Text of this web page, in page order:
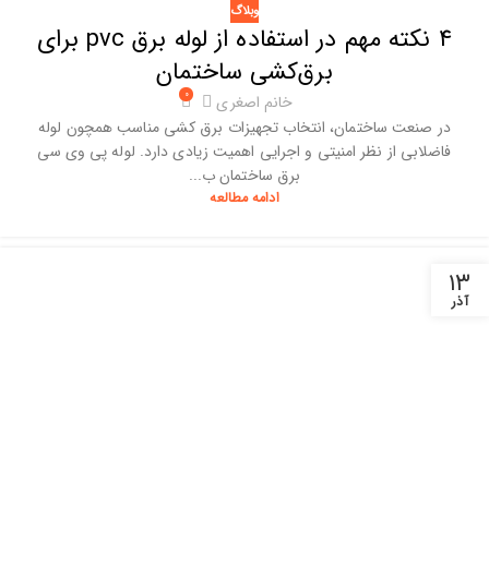
وبلاگ
۴ نکته مهم در استفاده از لوله برق pvc برای
برق‌کشی ساختمان
خانم اصغری ۰
در صنعت ساختمان، انتخاب تجهیزات برق ‌کشی مناسب همچون لوله
فاضلابی از نظر امنیتی و اجرایی اهمیت زیادی دارد. لوله پی وی سی
برق ساختمان ب...
ادامه مطالعه
۱۳
آذر